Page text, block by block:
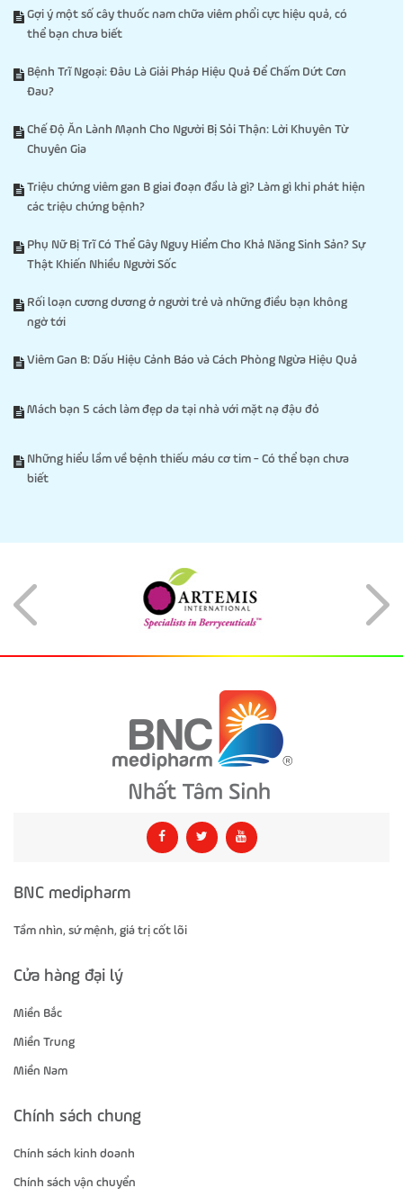
Gợi ý một số cây thuốc nam chữa viêm phổi cực hiệu quả, có
thể bạn chưa biết
Bệnh Trĩ Ngoại: Đâu Là Giải Pháp Hiệu Quả Để Chấm Dứt Cơn
Đau?
Chế Độ Ăn Lành Mạnh Cho Người Bị Sỏi Thận: Lời Khuyên Từ
Chuyên Gia
Triệu chứng viêm gan B giai đoạn đầu là gì? Làm gì khi phát hiện
các triệu chứng bệnh?
Phụ Nữ Bị Trĩ Có Thể Gây Nguy Hiểm Cho Khả Năng Sinh Sản? Sự
Thật Khiến Nhiều Người Sốc
Rối loạn cương dương ở người trẻ và những điều bạn không
ngờ tới
Viêm Gan B: Dấu Hiệu Cảnh Báo và Cách Phòng Ngừa Hiệu Quả
Mách bạn 5 cách làm đẹp da tại nhà với mặt nạ đậu đỏ
Những hiểu lầm về bệnh thiếu máu cơ tim - Có thể bạn chưa
biết
BNC medipharm
Tầm nhìn, sứ mệnh, giá trị cốt lõi
Cửa hàng đại lý
Miền Bắc
Miền Trung
Miền Nam
Chính sách chung
Chính sách kinh doanh
Chính sách vận chuyển